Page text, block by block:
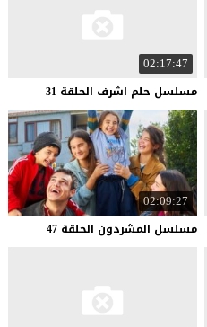
02:17:47
مسلسل حلم اشرف الحلقة 31
02:09:27
مسلسل المشردون الحلقة 47